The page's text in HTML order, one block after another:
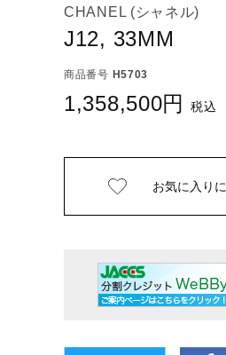
CHANEL (シャネル)
J12, 33MM
商品番号 H5703
1,358,500 税込
お気に入りに